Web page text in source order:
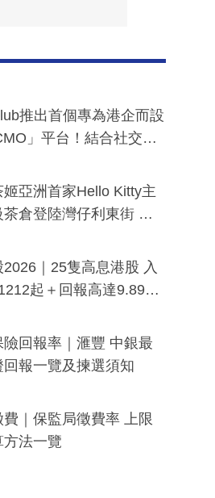
推出首個專為港企而設
」平台！結合社交聆
成「貼地」宣傳短片
姬亞洲首家Hello Kitty主
茶倉登陸灣仔利東街 推
限定特調系列
｜25隻高息港股 入
起＋回報高達9.89
險回報率｜滙豐 中銀最
回報一覽及揀選須知
費｜保監局徵費率 上限
方法一覽